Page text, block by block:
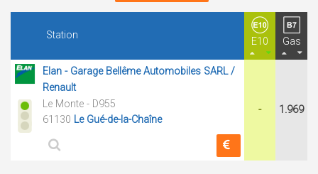
Station
E10 Gas
Elan - Garage Bellême Automobiles SARL /
Renault
Le Monte - D955
61130 Le Gué-de-la-Chaîne
- 1.969